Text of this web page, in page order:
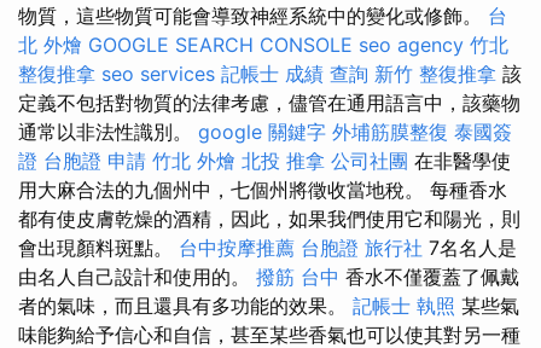
物質，這些物質可能會導致神經系統中的變化或修飾。 台
北 外燴 GOOGLE SEARCH CONSOLE seo agency 竹北
整復推拿 seo services 記帳士 成績 查詢 新竹 整復推拿 該
定義不包括對物質的法律考慮，儘管在通用語言中，該藥物
通常以非法性識別。 google 關鍵字 外埔筋膜整復 泰國簽
證 台胞證 申請 竹北 外燴 北投 推拿 公司社團 在非醫學使
用大麻合法的九個州中，七個州將徵收當地稅。 每種香水
都有使皮膚乾燥的酒精，因此，如果我們使用它和陽光，則
會出現顏料斑點。 台中按摩推薦 台胞證 旅行社 7名名人是
由名人自己設計和使用的。 撥筋 台中 香水不僅覆蓋了佩戴
者的氣味，而且還具有多功能的效果。 記帳士 執照 某些氣
味能夠給予信心和自信，甚至某些香氣也可以使其對另一種